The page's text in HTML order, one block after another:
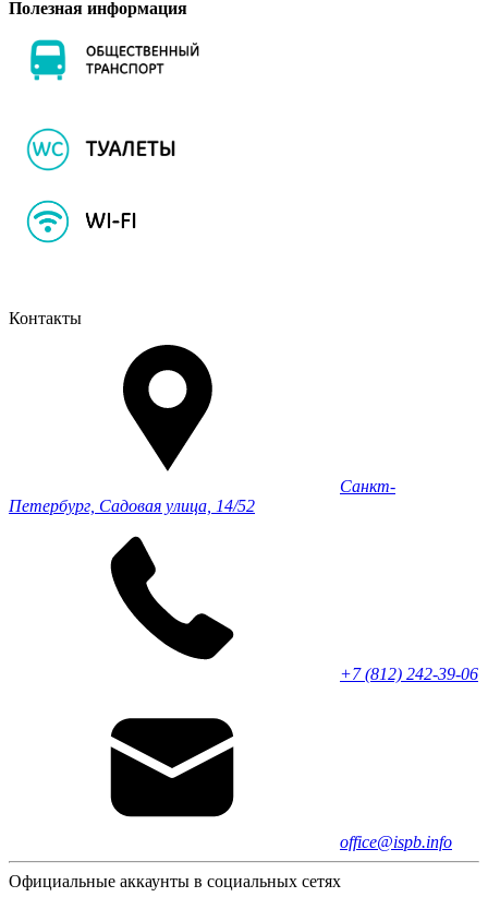
Полезная информация
Контакты
Санкт-
Петербург, Садовая улица, 14/52
+7 (812) 242-39-06
office@ispb.info
Официальные аккаунты в социальных сетях